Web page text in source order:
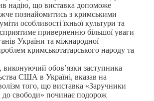
надію, що виставка допоможе
познайомитись з кримськими
особливості їхньої культури та
приверненню більшої уваги
України та міжнародної
кримськотатарського народу та
обов’язки заступника
США в Україні, вказав на
того, що виставка «Заручники
до свободи» починає подорож